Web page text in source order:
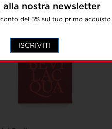
alla nostra newsletter
del 5% sul tuo primo
ISCRIVITI